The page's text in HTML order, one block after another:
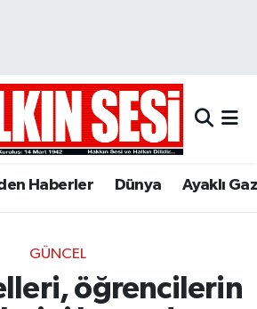
Haberler Dünya Ayaklı
GÜNCEL
öğrencilerin